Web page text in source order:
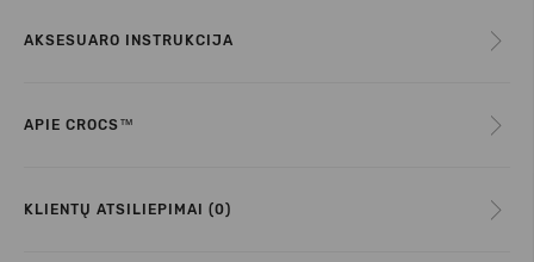
AKSESUARO INSTRUKCIJA
APIE CROCS™
KLIENTŲ ATSILIEPIMAI (0)